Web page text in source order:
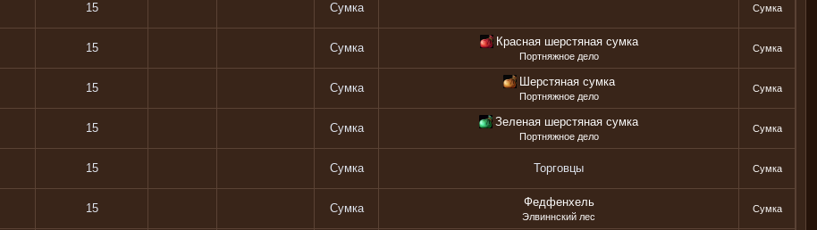
15 Сумка Сумка
15 Сумка Красная шерстяная сумка
Портняжное дело
Сумка
15 Сумка Шерстяная сумка
Портняжное дело
Сумка
15 Сумка Зеленая шерстяная сумка
Портняжное дело
Сумка
15 Сумка Торговцы Сумка
15 Сумка Федфенхель
Элвиннский лес
Сумка